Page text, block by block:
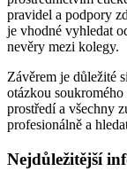
pravidel a podpory
je vhodné vyhledat
nevěry mezi kolegy.
Závěrem je důležité
otázkou
prostředí a všechny
profesionálně a
Nejdůležitější